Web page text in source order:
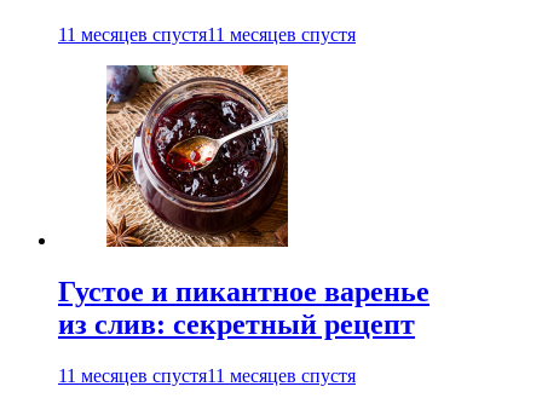
11 месяцев спустя11 месяцев спустя
Густое и пикантное варенье
из слив: секретный рецепт
11 месяцев спустя11 месяцев спустя